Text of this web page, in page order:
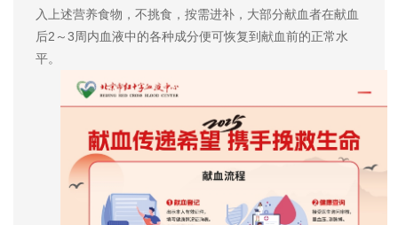
入上述营养食物，不挑食，按需进补，大部分献血者在献血
后2～3周内血液中的各种成分便可恢复到献血前的正常水
平。